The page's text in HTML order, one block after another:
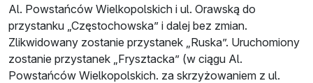
Al. Powstańców Wielkopolskich i ul. Orawską do
przystanku „Częstochowska” i dalej bez zmian.
Zlikwidowany zostanie przystanek „Ruska”. Uruchomiony
zostanie przystanek „Frysztacka” (w ciągu Al.
Powstańców Wielkopolskich. za skrzyżowaniem z ul.